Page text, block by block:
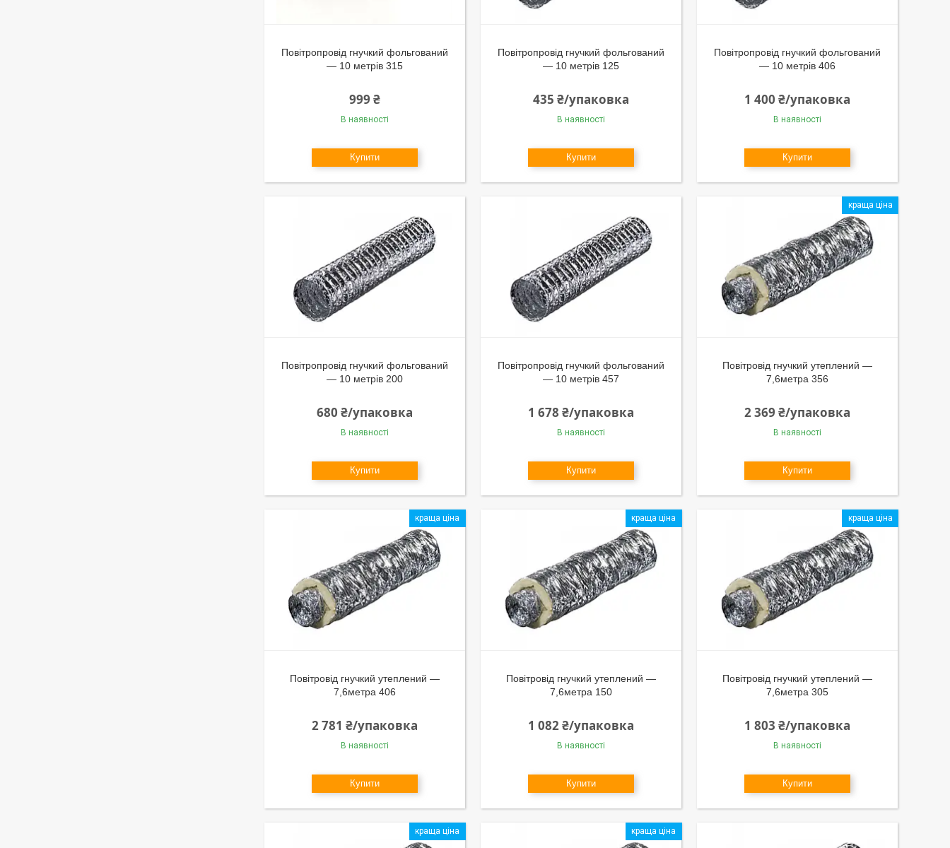
Повітропровід гнучкий фольгований
— 10 метрів 315
999 ₴
В наявності
Купити
Повітропровід гнучкий фольгований
— 10 метрів 125
435 ₴/упаковка
В наявності
Купити
Повітропровід гнучкий фольгований
— 10 метрів 406
1 400 ₴/упаковка
В наявності
Купити
Повітропровід гнучкий фольгований
— 10 метрів 200
680 ₴/упаковка
В наявності
Купити
Повітропровід гнучкий фольгований
— 10 метрів 457
1 678 ₴/упаковка
В наявності
Купити
краща ціна
Повітровід гнучкий утеплений —
7,6метра 356
2 369 ₴/упаковка
В наявності
Купити
краща ціна
Повітровід гнучкий утеплений —
7,6метра 406
2 781 ₴/упаковка
В наявності
Купити
краща ціна
Повітровід гнучкий утеплений —
7,6метра 150
1 082 ₴/упаковка
В наявності
Купити
краща ціна
Повітровід гнучкий утеплений —
7,6метра 305
1 803 ₴/упаковка
В наявності
Купити
краща ціна краща ціна